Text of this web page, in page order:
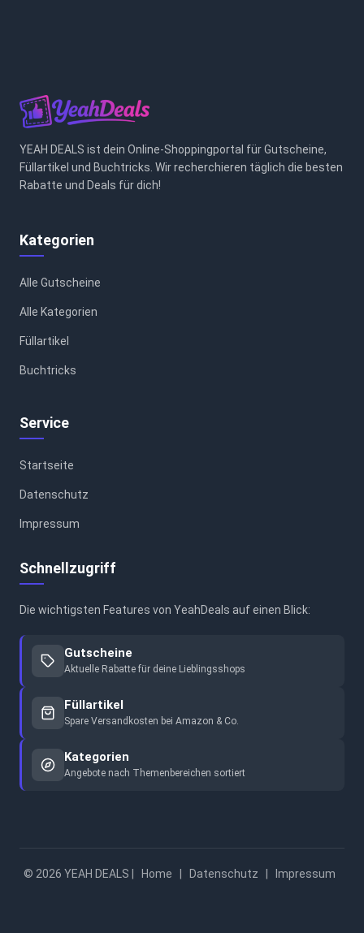
YEAH DEALS ist dein Online-Shoppingportal für Gutscheine,
Füllartikel und Buchtricks. Wir recherchieren täglich die besten
Rabatte und Deals für dich!
Kategorien
Alle Gutscheine
Alle Kategorien
Füllartikel
Buchtricks
Service
Startseite
Datenschutz
Impressum
Schnellzugriff
Die wichtigsten Features von YeahDeals auf einen Blick:
Gutscheine
Aktuelle Rabatte für deine Lieblingsshops
Füllartikel
Spare Versandkosten bei Amazon & Co.
Kategorien
Angebote nach Themenbereichen sortiert
© 2026 YEAH DEALS | Home Datenschutz Impressum